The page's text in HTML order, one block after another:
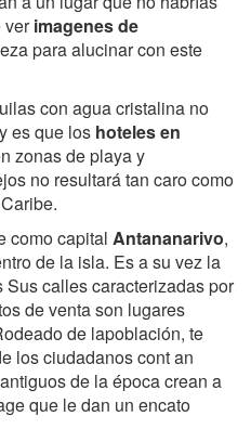
verimagenes de
para alucinar con este
con agua cristalina no
es que los hoteles en
zonas de playa y
no resultará tan caro como
como capital Antananarivo,
de la isla. Es a su vez la
calles caracterizadas por
de venta son lugares
de lapoblación, te
los ciudadanos cont an
de la época crean a
que le dan un encato